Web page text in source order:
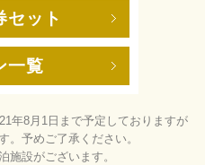
セット
一覧
年8月1日まで予定しておりますが
。予めご了承ください。
設がございます。